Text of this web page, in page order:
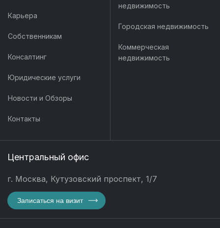
Карьера
Собственникам
Консалтинг
Юридические услуги
Новости и Обзоры
Контакты
недвижимость
Городская недвижимость
Коммерческая
недвижимость
Центральный офис
г. Москва, Кутузовский проспект, 1/7
Записаться на визит